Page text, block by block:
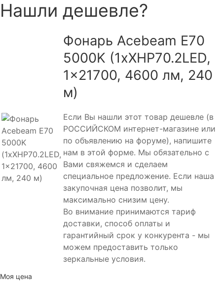
Нашли дешевле?
Фонарь Acebeam E70
5000K (1xXHP70.2LED,
1x21700, 4600 лм, 240
м)
Если Вы нашли этот товар дешевле (в
РОССИЙСКОМ интернет-магазине или
по объявлению на форуме), напишите
нам в этой форме. Мы обязательно с
Вами свяжемся и сделаем
специальное предложение. Если наша
закупочная цена позволит, мы
максимально снизим цену.
Во внимание принимаются тариф
доставки, способ оплаты и
гарантийный срок у конкурента - мы
можем предоставить только
зеркальные условия.
Моя цена